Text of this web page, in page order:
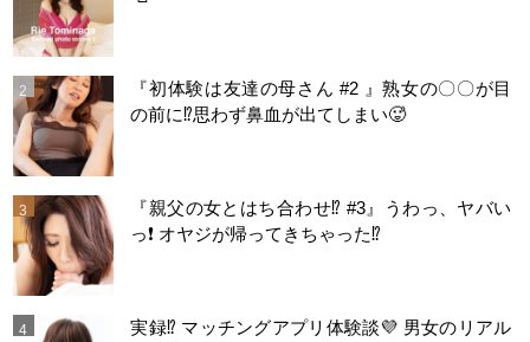
『初体験は友達の母さん #2 』熟女の〇〇が目
の前に⁉️思わず鼻血が出てしまい🥵
『親父の女とはち合わせ⁉︎ #3』うわっ、ヤバい
っ❗️ オヤジが帰ってきちゃった⁉️
実録⁉️ マッチングアプリ体験談💜 男女のリアル